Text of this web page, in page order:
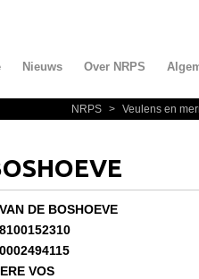
Nieuws Over NRPS
NRPS > Veulens en
DE BOSHOEVE
VOS